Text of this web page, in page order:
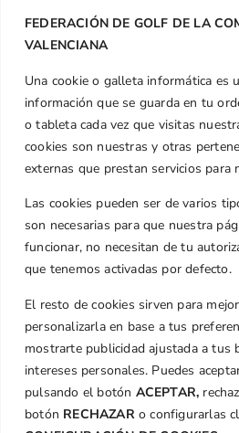
FEDERACIÓN DE GOLF DE LA
VALENCIANA
Una cookie o galleta informática es
información que se guarda en tu
o tableta cada vez que visitas
cookies son nuestras y otras
externas que prestan servicios para
Las cookies pueden ser de varios
son necesarias para que nuestra
funcionar, no necesitan de tu
que tenemos activadas por defecto.
El resto de cookies sirven para
personalizarla en base a tus
mostrarte publicidad ajustada a tus
intereses personales. Puedes
pulsando el botón ACEPTAR,
botón RECHAZARo configurarlas
Dirección
Centre de L´Esport,
Caballero, Nº 5,
Valencia
+34 961
Email
Aviso
Política de